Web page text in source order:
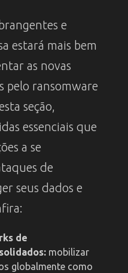
e
estará mais bem
as novas
pelo ransomware
seção,
essenciais que
a se
de
seus dados e
de
mobilizar
globalmente como